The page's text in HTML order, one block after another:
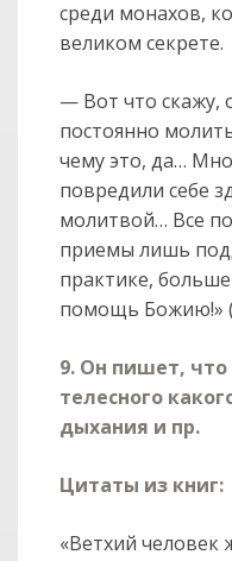
среди монахов,
великом секрете.
— Вот что скажу,
постоянно
чему это, да…
повредили себе
молитвой… Все
приемы лишь
практике,
помощь Божию!»
9. Он пишет,
телесного
дыхания и пр.
Цитаты из книг:
«Ветхий человек